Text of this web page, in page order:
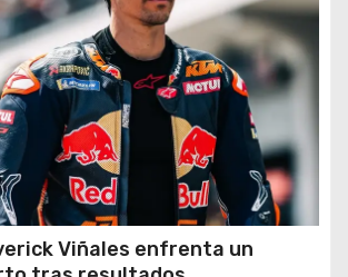
Viñales enfrenta un